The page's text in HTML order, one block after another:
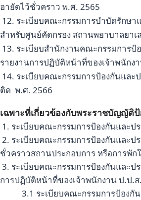
อายัดไว้ชั่วคราว พ.ศ. 2565
12. ระเบียบคณะกรรมการบำบัดรักษ
สำหรับศูนย์คัดกรอง สถานพยาบาลยา
13. ระเบียบสำนักงานคณะกรรมการ
รายงานการปฏิบัติหน้าที่ของเจ้าพนักง
14. ระเบียบคณะกรรมการป้องกันและ
ติด พ.ศ. 2566
เฉพาะที่เกี่ยวข้องกับพระราชบัญญัติ
1. ระเบียบคณะกรรมการป้องกันและ
2. ระเบียบคณะกรรมการป้องกันและป
ชั่วคราวสถานประกอบการ หรือการพั
3. ระเบียบคณะกรรมการป้องกันและ
การปฏิบัติหน้าที่ของเจ้าพนักงาน ป.ป.
3.1 ระเบียบคณะกรรมการป้องกั